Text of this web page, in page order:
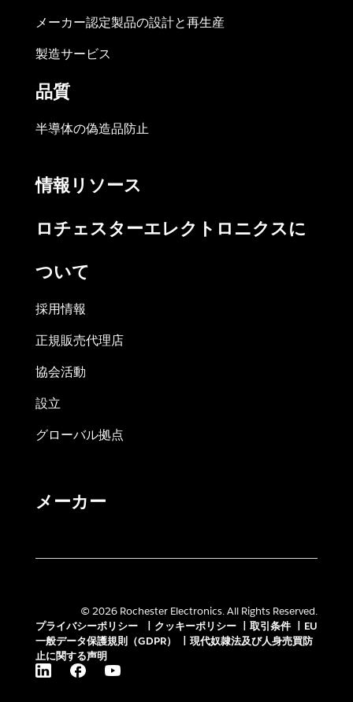
メーカー認定製品の設計と再生産
製造サービス
品質
半導体の偽造品防止
情報リソース
ロチェスターエレクトロニクスに
ついて
採用情報
正規販売代理店
協会活動
設立
グローバル拠点
メーカー
© 2026 Rochester Electronics. All Rights Reserved.
プライバシーポリシー
クッキーポリシー 取引条件
EU
一般データ保護規則（GDPR）
現代奴隷法及び人身売買防
止に関する声明